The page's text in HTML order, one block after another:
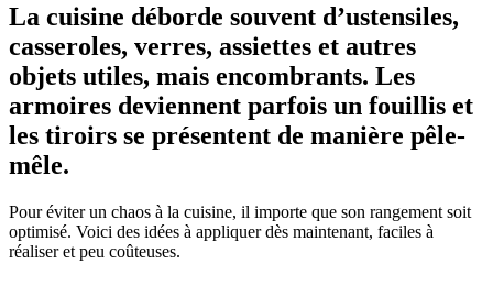
La cuisine déborde souvent d’ustensiles,
casseroles, verres, assiettes et autres
objets utiles, mais encombrants. Les
armoires deviennent parfois un fouillis et
les tiroirs se présentent de manière pêle-
mêle.
Pour éviter un chaos à la cuisine, il importe que son rangement soit
optimisé. Voici des idées à appliquer dès maintenant, faciles à
réaliser et peu coûteuses.